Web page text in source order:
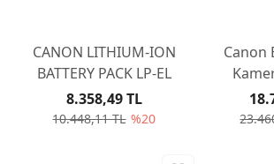
CANON LITHIUM-ION
BATTERY PACK LP-EL
10.448,11 TL %20
8.358,49 TL
Canon